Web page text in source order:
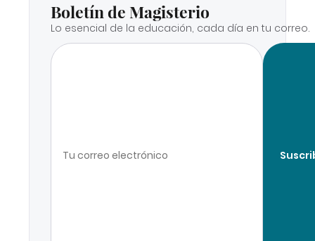
Boletín de Magisterio
Lo esencial de la educación, cada día en tu correo.